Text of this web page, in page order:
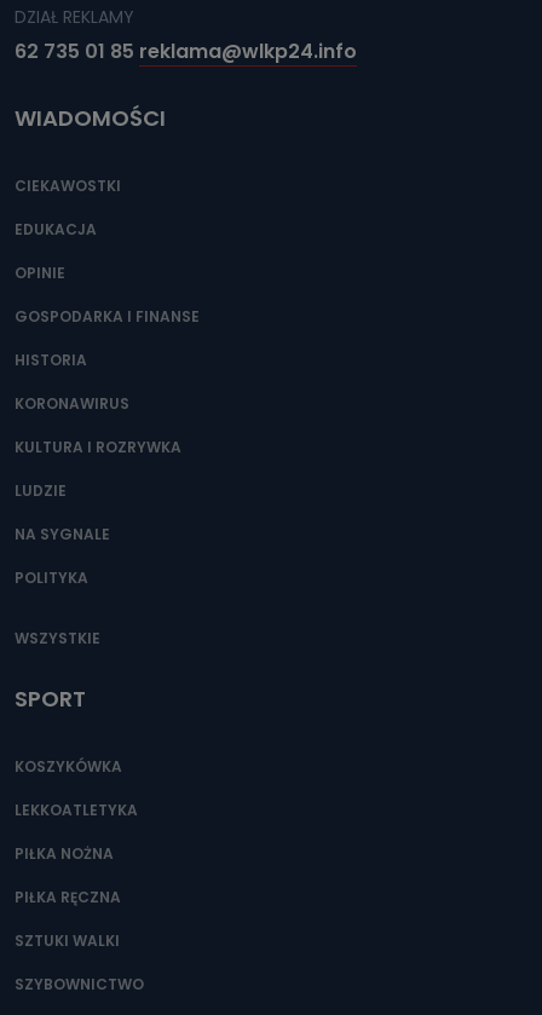
DZIAŁ REKLAMY
62 735 01 85 reklama@wlkp24.info
WIADOMOŚCI
CIEKAWOSTKI
EDUKACJA
OPINIE
GOSPODARKA I FINANSE
HISTORIA
KORONAWIRUS
KULTURA I ROZRYWKA
LUDZIE
NA SYGNALE
POLITYKA
WSZYSTKIE
SPORT
KOSZYKÓWKA
LEKKOATLETYKA
PIŁKA NOŻNA
PIŁKA RĘCZNA
SZTUKI WALKI
SZYBOWNICTWO